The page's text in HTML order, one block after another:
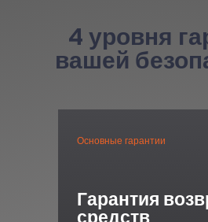
4 уровня
вашей
Основные гарантии
Гарантия